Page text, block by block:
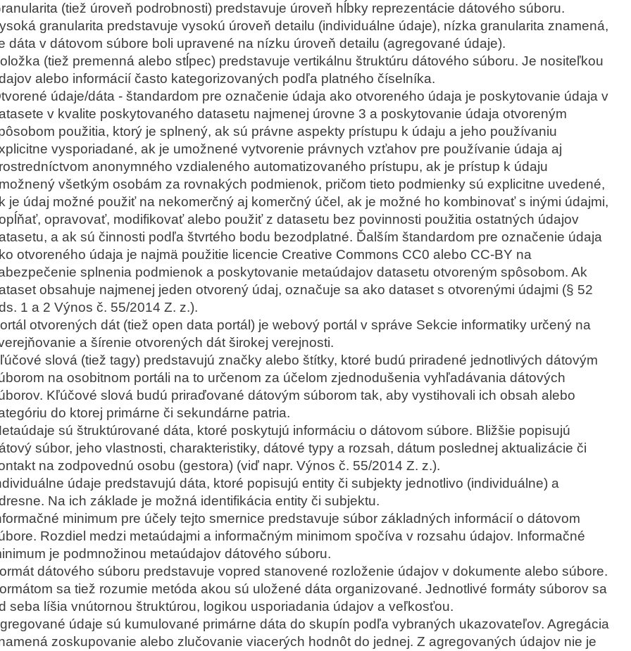
(tiež úroveň podrobnosti) predstavuje úroveň hĺbky reprezentácie dátového súboru.
granularita predstavuje vysokú úroveň detailu (individuálne údaje), nízka granularita znamená,
dáta v dátovom súbore boli upravené na nízku úroveň detailu (agregované údaje).
(tiež premenná alebo stĺpec) predstavuje vertikálnu štruktúru dátového súboru. Je nositeľkou
alebo informácií často kategorizovaných podľa platného číselníka.
údaje/dáta - štandardom pre označenie údaja ako otvoreného údaja je poskytovanie údaja v
v kvalite poskytovaného datasetu najmenej úrovne 3 a poskytovanie údaja otvoreným
použitia, ktorý je splnený, ak sú právne aspekty prístupu k údaju a jeho používaniu
vysporiadané, ak je umožnené vytvorenie právnych vzťahov pre používanie údaja aj
anonymného vzdialeného automatizovaného prístupu, ak je prístup k údaju
všetkým osobám za rovnakých podmienok, pričom tieto podmienky sú explicitne uvedené,
je údaj možné použiť na nekomerčný aj komerčný účel, ak je možné ho kombinovať s inými údajmi,
opravovať, modifikovať alebo použiť z datasetu bez povinnosti použitia ostatných údajov
a ak sú činnosti podľa štvrtého bodu bezodplatné. Ďalším štandardom pre označenie údaja
otvoreného údaja je najmä použitie licencie Creative Commons CC0 alebo CC-BY na
splnenia podmienok a poskytovanie metaúdajov datasetu otvoreným spôsobom. Ak
obsahuje najmenej jeden otvorený údaj, označuje sa ako dataset s otvorenými údajmi (§ 52
1 a 2 Výnos č. 55/2014 Z. z.).
otvorených dát (tiež open data portál) je webový portál v správe Sekcie informatiky určený na
a šírenie otvorených dát širokej verejnosti.
slová (tiež tagy) predstavujú značky alebo štítky, ktoré budú priradené jednotlivých dátovým
na osobitnom portáli na to určenom za účelom zjednodušenia vyhľadávania dátových
Kľúčové slová budú priraďované dátovým súborom tak, aby vystihovali ich obsah alebo
do ktorej primárne či sekundárne patria.
sú štruktúrované dáta, ktoré poskytujú informáciu o dátovom súbore. Bližšie popisujú
súbor, jeho vlastnosti, charakteristiky, dátové typy a rozsah, dátum poslednej aktualizácie či
na zodpovednú osobu (gestora) (viď napr. Výnos č. 55/2014 Z. z.).
údaje predstavujú dáta, ktoré popisujú entity či subjekty jednotlivo (individuálne) a
Na ich základe je možná identifikácia entity či subjektu.
minimum pre účely tejto smernice predstavuje súbor základných informácií o dátovom
Rozdiel medzi metaúdajmi a informačným minimom spočíva v rozsahu údajov. Informačné
je podmnožinou metaúdajov dátového súboru.
dátového súboru predstavuje vopred stanovené rozloženie údajov v dokumente alebo súbore.
sa tiež rozumie metóda akou sú uložené dáta organizované. Jednotlivé formáty súborov sa
seba líšia vnútornou štruktúrou, logikou usporiadania údajov a veľkosťou.
údaje sú kumulované primárne dáta do skupín podľa vybraných ukazovateľov. Agregácia
zoskupovanie alebo zlučovanie viacerých hodnôt do jednej. Z agregovaných údajov nie je